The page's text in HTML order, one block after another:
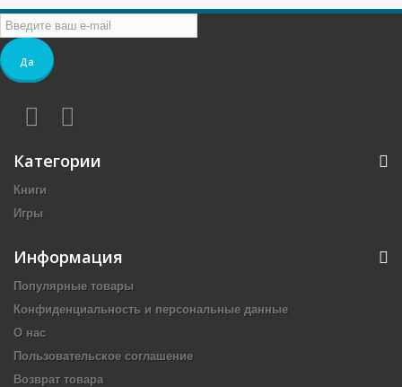
Да
Категории
Книги
Игры
Информация
Популярные товары
Конфиденциальность и персональные данные
О нас
Пользовательское соглашение
Возврат товара